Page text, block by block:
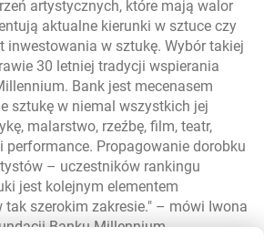
artystycznych, które mają walor
aktualne kierunki w sztuce czy
inwestowania w sztukę. Wybór takiej
30 letniej tradycji wspierania
Bank jest mecenasem
sztukę w niemal wszystkich jej
malarstwo, rzeźbę, film, teatr,
performance. Propagowanie dorobku
– uczestników rankingu
jest kolejnym elementem
szerokim zakresie. – mówi Iwona
Banku Millennium.